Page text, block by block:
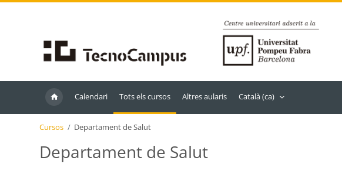
Calendari Tots els cursos Altres aularis Català ‎(ca)‎
Cursos Departament de Salut
Departament de Salut